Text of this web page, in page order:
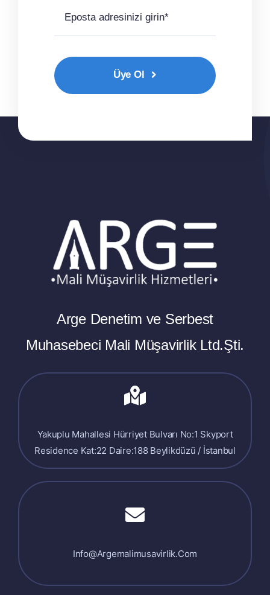
Üye Ol
Arge Denetim ve Serbest
Muhasebeci Mali Müşavirlik Ltd.Şti.
Yakuplu Mahallesi Hürriyet Bulvarı No:1 Skyport
Residence Kat:22 Daire:188 Beylikdüzü / İstanbul
Info@argemalimusavirlik.com